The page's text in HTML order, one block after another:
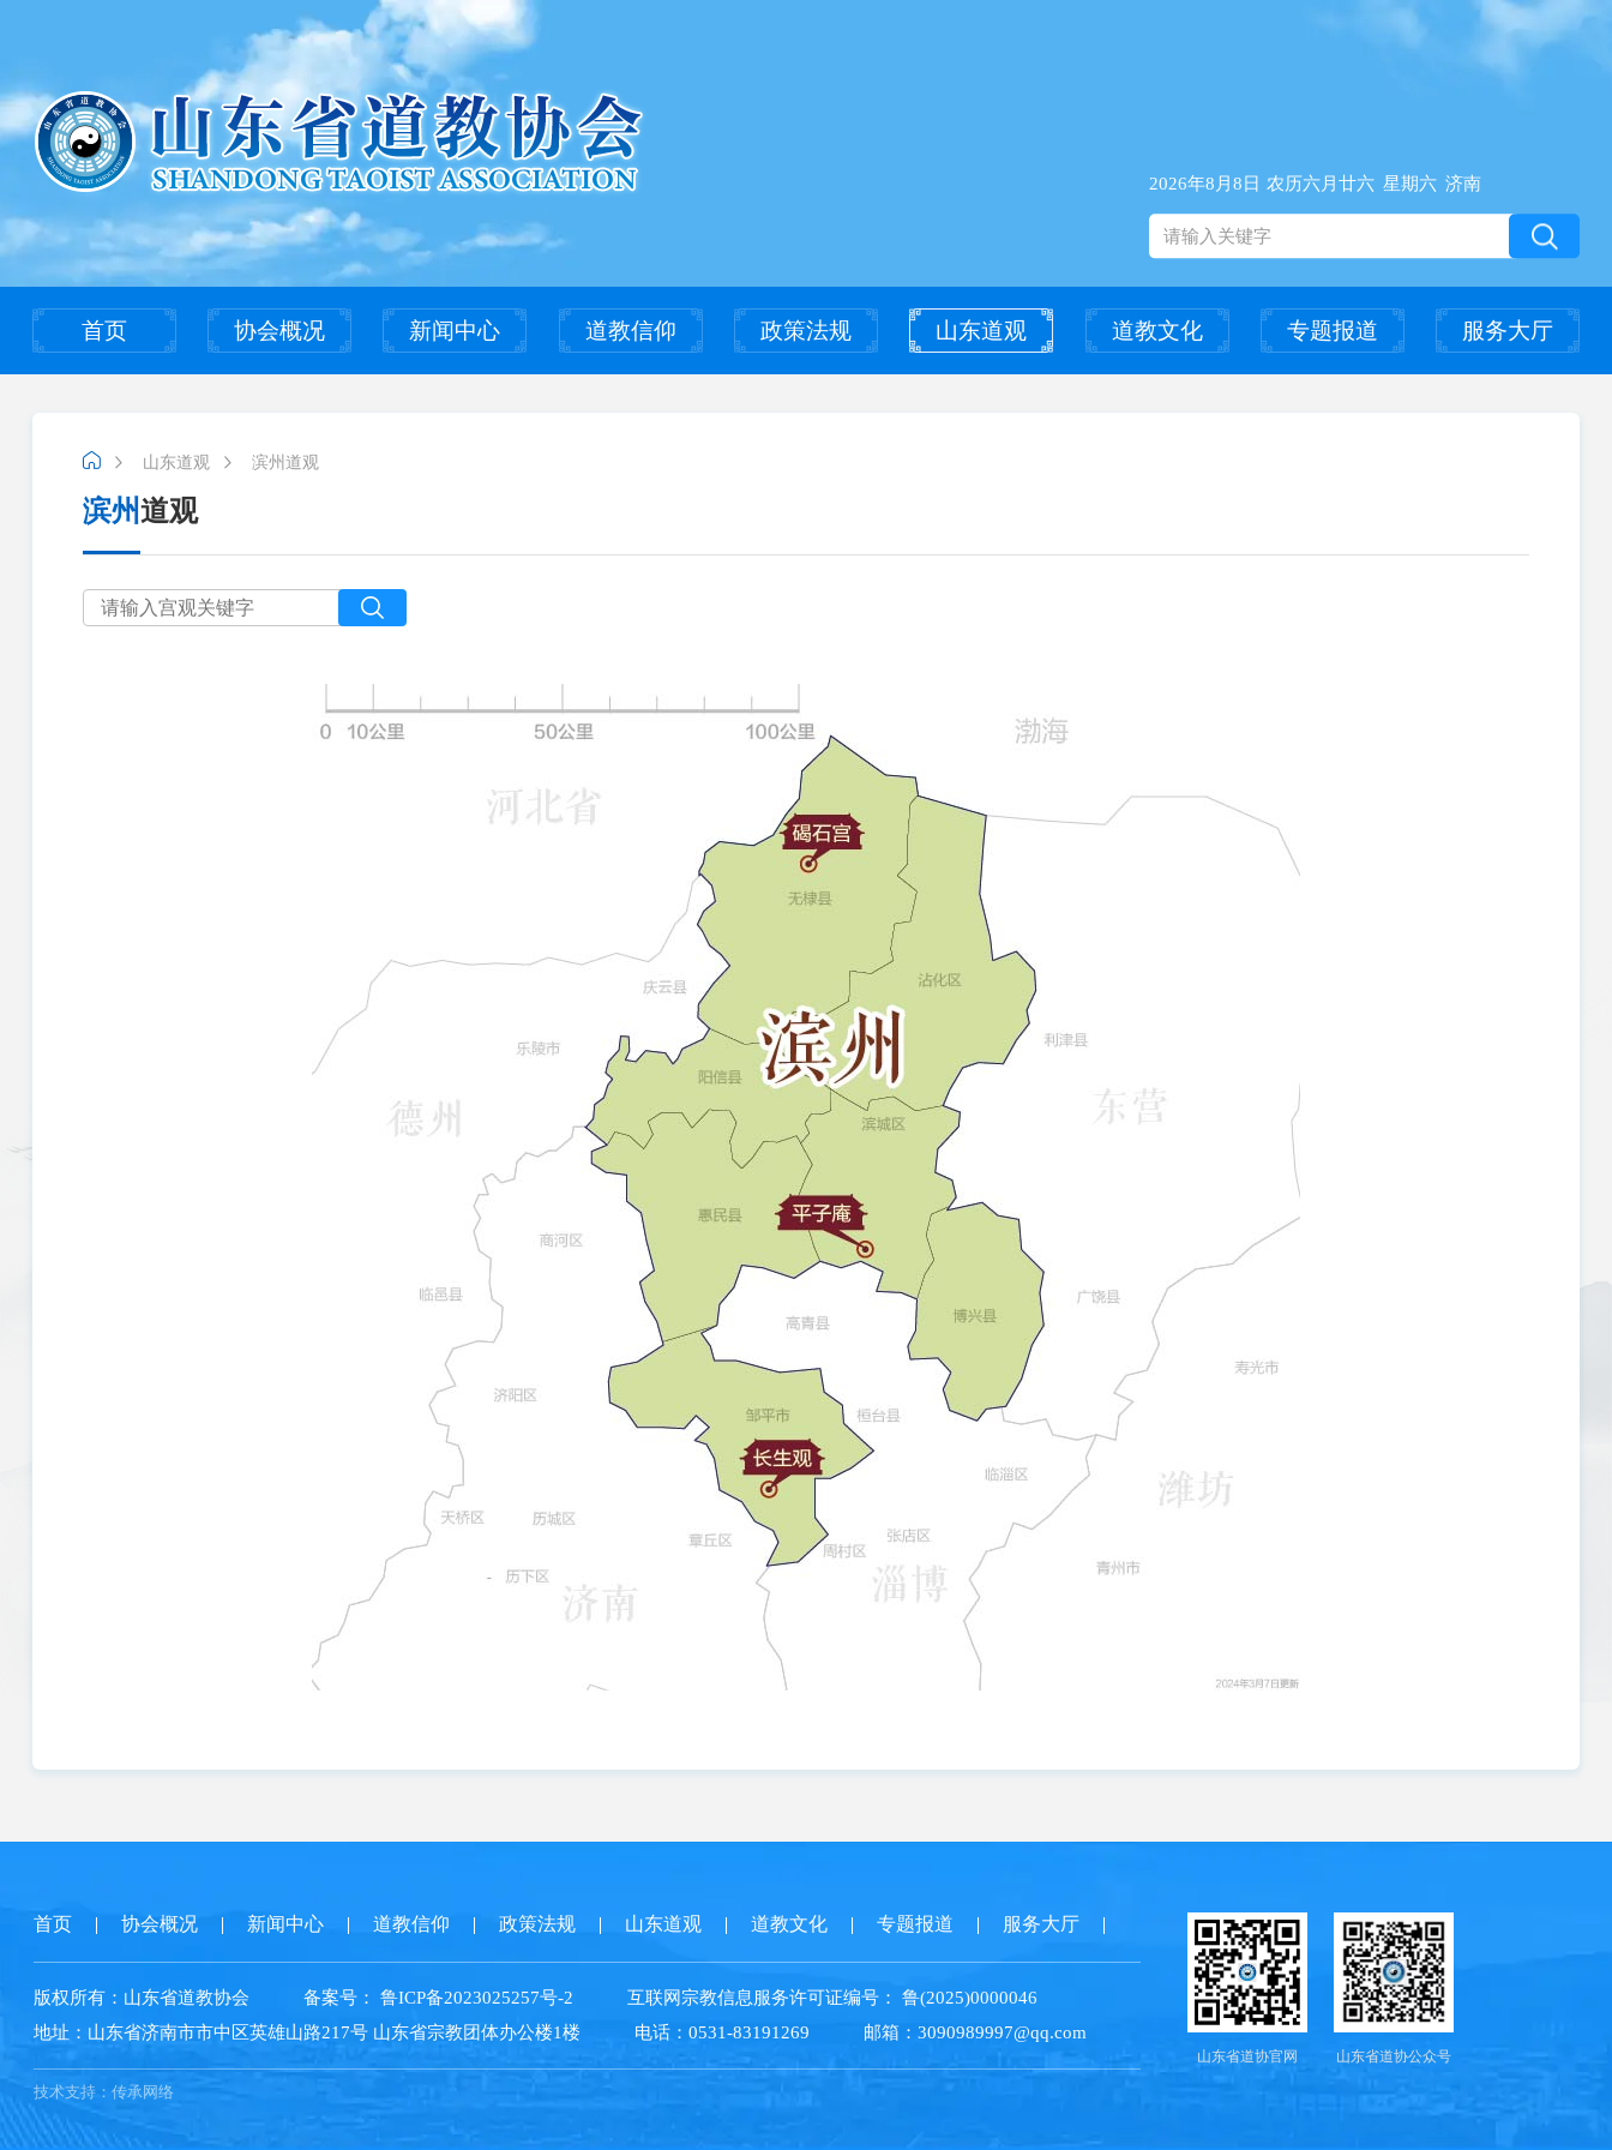
2026年8月8日 农历六月廿六 星期六 济南
首页 协会概况 新闻中心 道教信仰 政策法规 山东道观 道教文化 专题报道 服务大厅
山东道观 滨州道观
滨州道观
首页 协会概况 新闻中心 道教信仰 政策法规 山东道观 道教文化 专题报道 服务大厅
版权所有： 山东省道教协会 备案号： 鲁ICP备2023025257号-2 互联网宗教信息服务许可证编号：
鲁(2025)0000046
地址： 山东省济南市市中区英雄山路217号 山东省宗教团体办公楼1楼 电话： 0531-83191269 邮箱： 3090989997@qq.com
技术支持： 传承网络
山东省道协官网 山东省道协公众号